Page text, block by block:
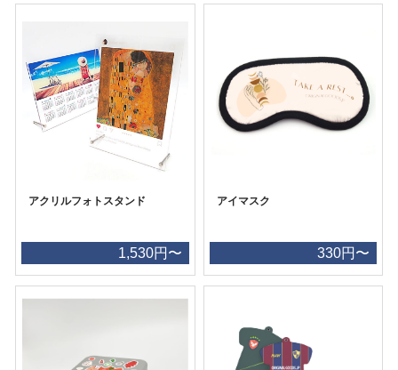
アクリルフォトスタンド
1,530円〜
アイマスク
330円〜